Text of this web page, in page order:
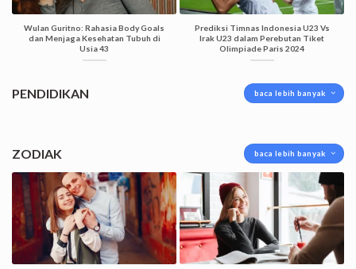
Wulan Guritno: Rahasia Body Goals
dan Menjaga Kesehatan Tubuh di
Usia 43
Prediksi Timnas Indonesia U23 Vs
Irak U23 dalam Perebutan Tiket
Olimpiade Paris 2024
PENDIDIKAN baca lebih banyak
ZODIAK baca lebih banyak